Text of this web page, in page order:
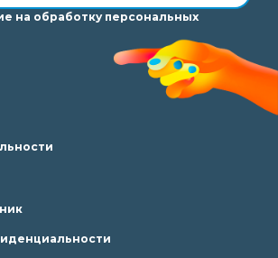
на обработкуперсональных